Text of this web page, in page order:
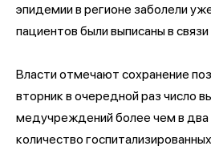
эпидемии в регионе заболели
пациентов были выписаны в
Власти отмечают сохранение
вторник в очередной раз число
медучреждений более чем в два
количество